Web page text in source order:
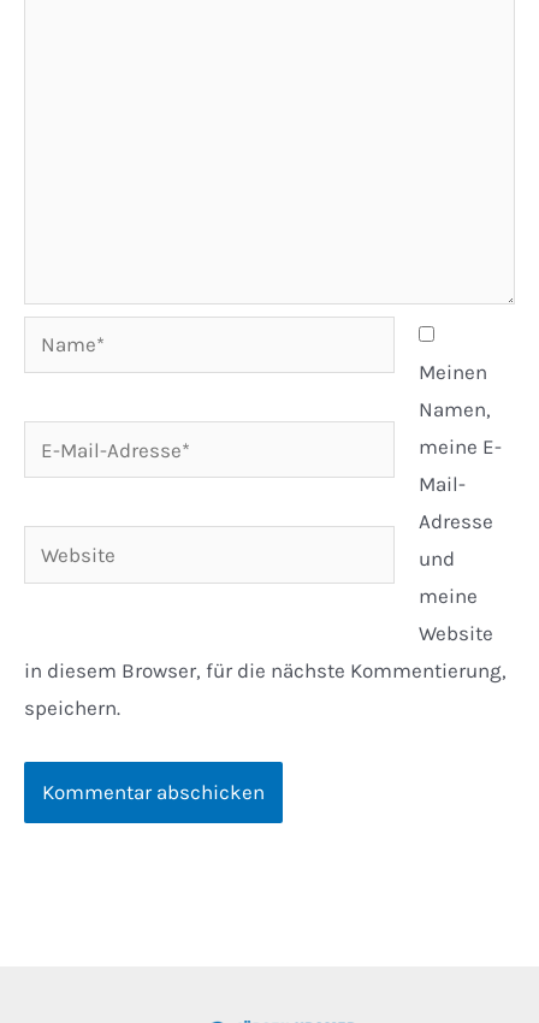
Name*
Mail-
Website
Meinen
Namen,
meine E-
Mail-
Adresse
und
meine
Website
in diesem Browser, für die nächste Kommentierung,
speichern.